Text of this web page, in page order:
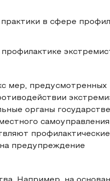
в сфере
мер, предусмотренных
органы
предупреждение